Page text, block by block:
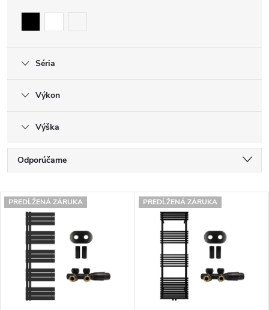
Séria
Výkon
Výška
R
d
Odporúčame
Najdrahšie
Najpredávanejšie
Abecedne
V
PREDĹŽENÁ ZÁRUKA PREDĹŽENÁ ZÁRUKA